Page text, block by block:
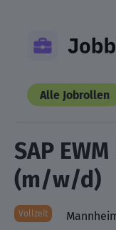
content
Alle Jobrollen
SAP
(m/w/d)
Vollzeit